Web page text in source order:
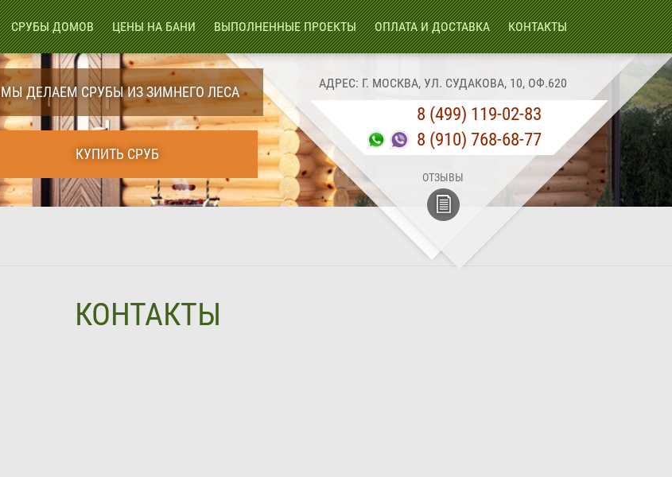
АДРЕС: Г. МОСКВА, УЛ. СУДАКОВА, 10, ОФ.620
8 (499) 119-02-83
8 (910) 768-68-77
ОТЗЫВЫ
СРУБЫ ДОМОВ ЦЕНЫ НА БАНИ ВЫПОЛНЕННЫЕ ПРОЕКТЫ ОПЛАТА И ДОСТАВКА КОНТАКТЫ
МЫ ДЕЛАЕМ СРУБЫ ИЗ ЗИМНЕГО ЛЕСА
КУПИТЬ СРУБ
КОНТАКТЫ